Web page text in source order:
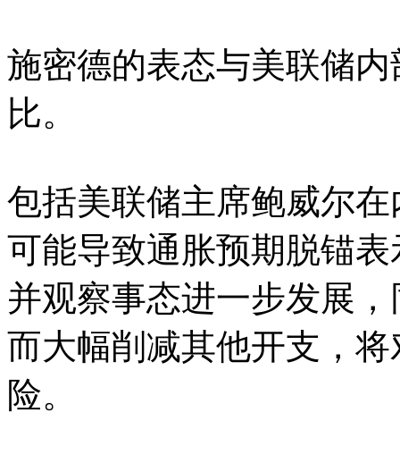
施密德的表态与美联储
比。
包括美联储主席鲍威尔
可能导致通胀预期脱锚
并观察事态进一步发展
而大幅削减其他开支，
险。